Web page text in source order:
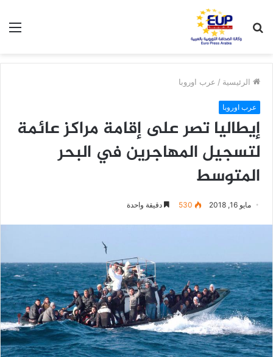
عن
الرئيسية / عرب اوروبا
عرب اوروبا
إيطاليا تصر على إقامة مراكز عائمة
لتسجيل المهاجرين في البحر
المتوسط
مايو 16, 2018 530 دقيقة واحدة